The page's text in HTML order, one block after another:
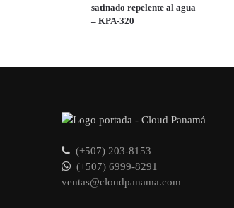
satinado repelente al agua
– KPA-320
(+507) 203-8153
(+507) 6999-8291
ventas@cloudpanama.com